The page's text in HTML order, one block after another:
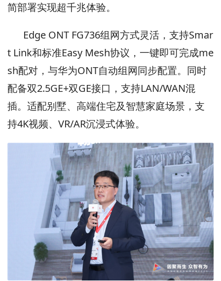
简部署实现超千兆体验。
Edge ONT FG736组网方式灵活，支持Smar
t Link和标准Easy Mesh协议，一键即可完成me
sh配对，与华为ONT自动组网同步配置。同时
配备双2.5GE+双GE接口，支持LAN/WAN混
插。适配别墅、高端住宅及智慧家庭场景，支
持4K视频、VR/AR沉浸式体验。